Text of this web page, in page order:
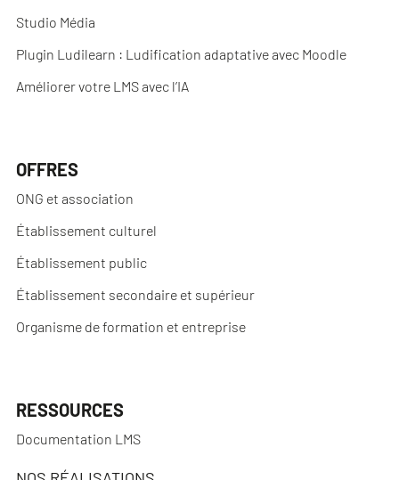
Studio Média
Plugin Ludilearn : Ludification adaptative avec Moodle
Améliorer votre LMS avec l’IA
OFFRES
ONG et association
Établissement culturel
Établissement public
Établissement secondaire et supérieur
Organisme de formation et entreprise
RESSOURCES
Documentation LMS